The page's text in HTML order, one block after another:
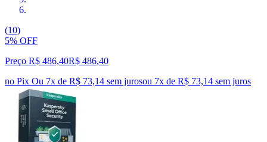
(10)
5% OFF
Preço R$ 486,40R$ 486,40
no Pix Ou 7x de R$ 73,14 sem jurosou 7x de R$ 73,14 sem juros